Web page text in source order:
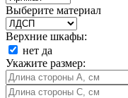
Выберите материал
Верхние шкафы:
нет да
Укажите размер: